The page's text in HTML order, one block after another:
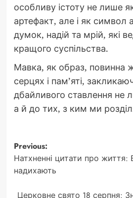
особливу істоту не лише
артефакт, але і як символ
думок, надій та мрій, які
кращого суспільства.
Мавка, як образ, повинна
серцях і пам’яті,
дбайливого ставлення не
а й до тих, з ким ми
Post
navigation
Previous:
Натхненні цитати про життя:
надихають
Церковне свято 18 серпня: